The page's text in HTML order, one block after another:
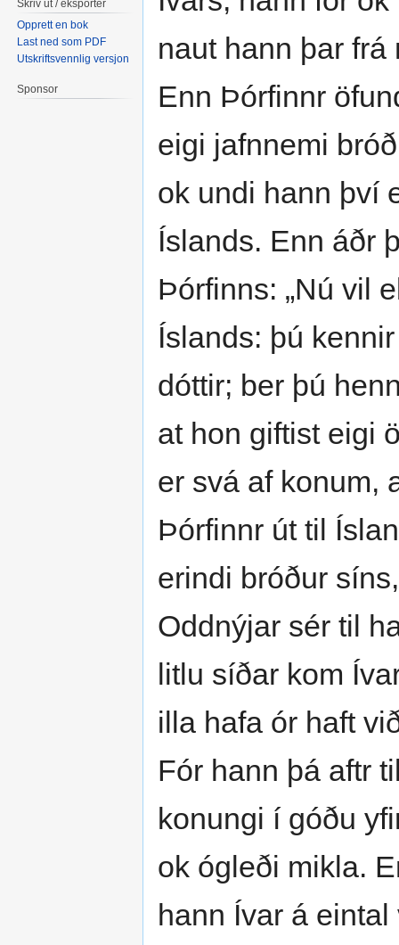
naut hann þar
Enn Þórfinnr
eigi jafnnemi
ok undi hann því
Íslands. Enn áðr
Þórfinns: „Nú vil
Íslands: þú
dóttir; ber þú
at hon giftist eigi
er svá af konum,
Þórfinnr út til
erindi bróður
Oddnýjar sér til
litlu síðar kom
illa hafa ór haft
Fór hann þá aftr
konungi í góðu
ok ógleði mikla.
hann Ívar á
Skriv ut / eksporter
Opprett en bok
Last ned som PDF
Utskriftsvennlig versjon
Sponsor